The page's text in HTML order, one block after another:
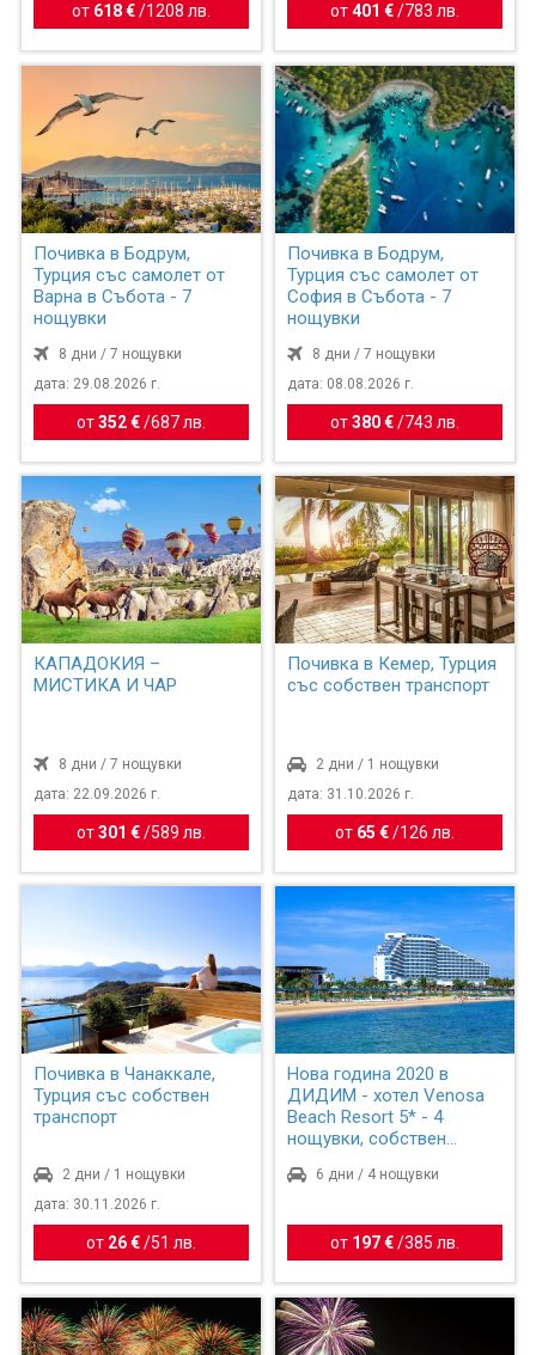
от 618 € / 1208 лв. от401 €/ 783 лв.
Почивка в Бодрум,
Турция със самолет от
Варна в Събота - 7
нощувки
8 дни / 7 нощувки
дата: 29.08.2026 г.
от352 € /687 лв.
Почивка в Бодрум,
Турция със самолет от
София в Събота - 7
нощувки
8 дни / 7 нощувки
дата: 08.08.2026 г.
от380 €/ 743 лв.
КАПАДОКИЯ –
МИСТИКА И ЧАР
8 дни / 7 нощувки
дата: 22.09.2026 г.
от301 € /589 лв.
Почивка в Кемер, Турция
със собствен транспорт
2 дни / 1 нощувки
дата: 31.10.2026 г.
от 65 €/ 126 лв.
Почивка в Чанаккале,
Турция със собствен
транспорт
2 дни / 1 нощувки
дата: 30.11.2026 г.
от 26 € /51 лв.
Нова година 2020 в
ДИДИМ - хотел Venosa
Beach Resort 5* - 4
нощувки, собствен
6 дни / 4 нощувки
от 197 €/385 лв.